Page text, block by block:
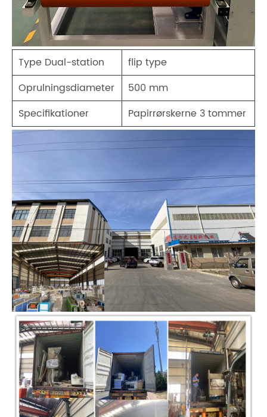
Type Dual-station
flip type
Oprulningsdiameter
500 mm
Specifikationer
Papirrørskerne 3 tommer